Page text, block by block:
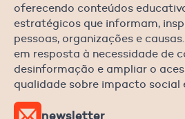
oferecendo conteúdos
estratégicos que informam,
pessoas, organizações e
em resposta à necessidade de
desinformação e ampliar o
qualidade sobre impacto social
newsletter